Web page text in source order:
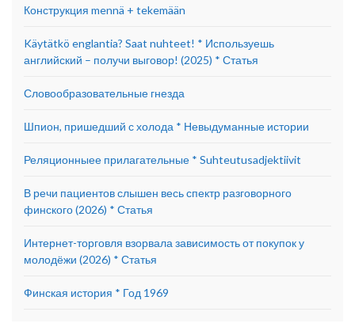
Конструкция mennä + tekemään
Käytätkö englantia? Saat nuhteet! * Используешь
английский – получи выговор! (2025) * Статья
Словообразовательные гнезда
Шпион, пришедший с холода * Невыдуманные истории
Реляционныее прилагательные * Suhteutusadjektiivit
В речи пациентов слышен весь спектр разговорного
финского (2026) * Статья
Интернет-торговля взорвала зависимость от покупок у
молодёжи (2026) * Статья
Финская история * Год 1969